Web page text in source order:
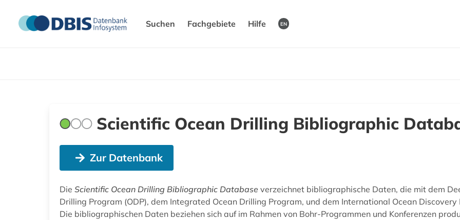
Suchen Fachgebiete Hilfe EN
Scientific Ocean Drilling Bibliographic
Zur Datenbank
Die Scientific Ocean Drilling Bibliographic Database verzeichnet bibliographische Daten, die mit dem
Drilling Program (ODP), dem Integrated Ocean Drilling Program, und dem International Ocean Discovery
Die bibliographischen Daten beziehen sich auf im Rahmen von Bohr-Programmen und Konferenzen